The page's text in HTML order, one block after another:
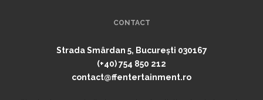
CONTACT
Strada Smârdan 5, București 030167
(+40) 754 850 212
contact@ffentertainment.ro